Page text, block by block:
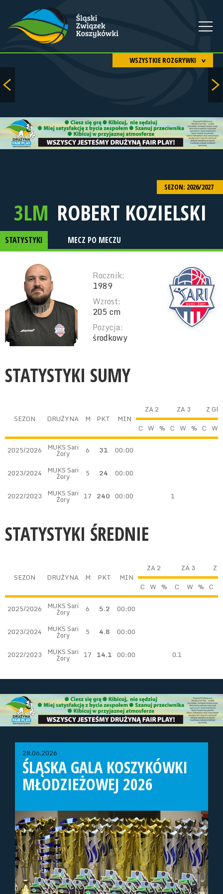
WSZYSTKIE ROZGRYWKI
SEZON: 2026/2027
3LM ROBERT KOZIELSKI
STATYSTYKI MECZ PO MECZU
Rocznik:
1989
Wzrost:
205 cm
Pozycja:
środkowy
STATYSTYKI SUMY
SEZON DRUŻYNA M PKT MIN
ZA 2 ZA 3
Z
C W % C W % C W
2025/2026 MUKS Sari
Żory 6 31 00:00
2023/2024 MUKS Sari
Żory 5 24 00:00
2022/2023 MUKS Sari
Żory 17 240 00:00 1
STATYSTYKI ŚREDNIE
SEZON DRUŻYNA M PKT MIN
ZA 2 ZA 3
Z
C W % C W % C
2025/2026 MUKS Sari
Żory 6 5.2 00:00
2023/2024 MUKS Sari
Żory 5 4.8 00:00
2022/2023 MUKS Sari
Żory 17 14.1 00:00 0.1
28.06.2026
ŚLĄSKA GALA KOSZYKÓWKI
MŁODZIEŻOWEJ 2026